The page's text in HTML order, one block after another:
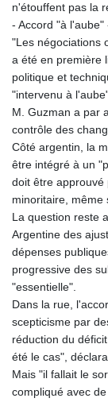
n'étouffent pas la
- Accord "à l'aube"
"Les négociations
a été en première
politique et
"intervenu à
M. Guzman a par
contrôle des
Côté argentin, la
être intégré à un
doit être approuvé
minoritaire, même
La question reste
Argentine des
dépenses
progressive des
"essentielle".
Dans la rue,
scepticisme par
réduction du
été le cas",
Mais "il fallait le
compliqué avec